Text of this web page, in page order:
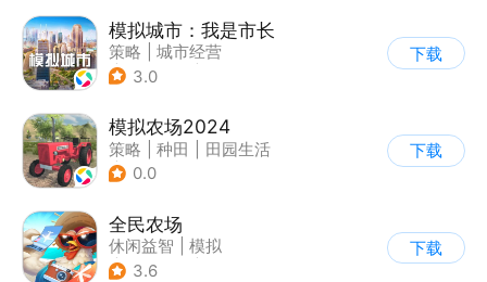
模拟城市：我是市长
策略
城市经营
| 模拟城市
3.0
下载
模拟农场2024
策略 种田
田园生活
| 写实
0.0
下载
全民农场
休闲益智
模拟
| 田园生活
3.6
下载